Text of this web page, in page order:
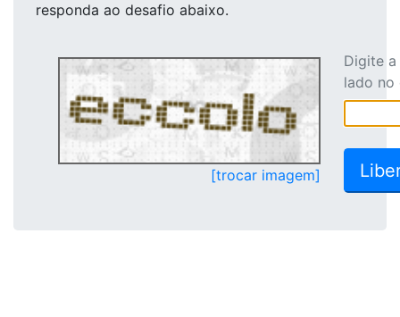
responda ao desafio abaixo.
[trocar imagem]
Digite
lado no